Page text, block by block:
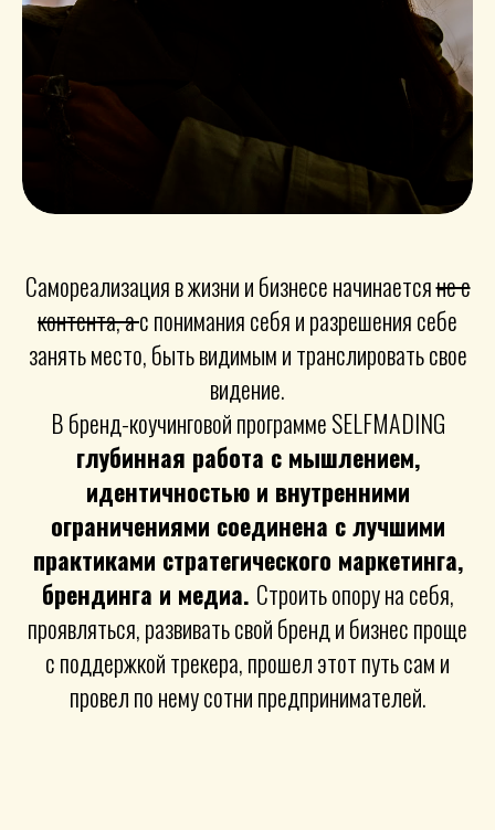
Самореализация в жизни и бизнесе начинаетсяне с
контента, ас понимания себя и разрешения себе
занять место,быть видимым итранслировать свое
видение.
В бренд-коучинговой программе SELFMADING
глубинная работа с мышлением,
идентичностью и внутренними
ограничениями соединена с лучшими
практиками стратегического маркетинга,
брендинга и медиа. Строить опору на себя,
проявляться, развивать свой бренд и бизнес проще
с поддержкой трекера, прошел этот путь сам и
провел по нему сотни предпринимателей.